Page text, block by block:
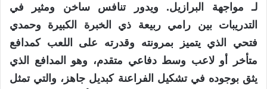
لـ مواجهة البرازيل. ويدور تنافس ساخن ومثير في
التدريبات بين رامي ربيعة ذي الخبرة الكبيرة وحمدي
فتحي الذي يتميز بمرونته وقدرته على اللعب كمدافع
متأخر أو لاعب وسط دفاعي متقدم، وهو المدافع الذي
يثق بوجوده في تشكيل الفراعنة كبديل جاهز، والتي تمثل